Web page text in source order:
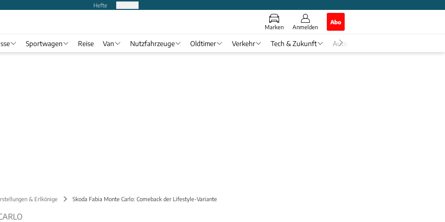
Hefte
Marken Anmelden
Abo
Sportwagen Reise Van Nutzfahrzeuge Oldtimer Verkehr Tech & Zukunft Auto-Horoskop
& Erlkönige Skoda Fabia Monte Carlo: Comeback der Lifestyle-Variante